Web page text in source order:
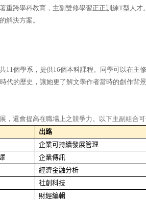
重跨學科教育，主副雙修學習正正訓練T型人才
解決方案。
11個學系，提供16個本科課程。同學可以在主
代的歷史，讓她更了解文學作者當時的創作背
，還會提高在職場上之競爭力。以下主副組合可
出路
企業可持續發展管理
企業傳訊
經濟金融分析
社創科技
財經編輯